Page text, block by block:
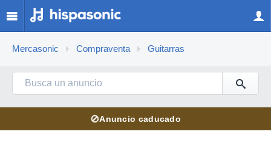
Mercasonic Compraventa Guitarras
⊘Anuncio caducado